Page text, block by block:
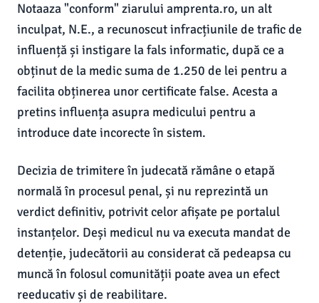
Notaaza "conform" ziarului amprenta.ro, un alt
inculpat, N.E., a recunoscut infracțiunile de trafic de
influență și instigare la fals informatic, după ce a
obținut de la medic suma de 1.250 de lei pentru a
facilita obținerea unor certificate false. Acesta a
pretins influența asupra medicului pentru a
introduce date incorecte în sistem.
Decizia de trimitere în judecată rămâne o etapă
normală în procesul penal, și nu reprezintă un
verdict definitiv, potrivit celor afișate pe portalul
instanțelor. Deși medicul nu va executa mandat de
detenție, judecătorii au considerat că pedeapsa cu
muncă în folosul comunității poate avea un efect
reeducativ și de reabilitare.